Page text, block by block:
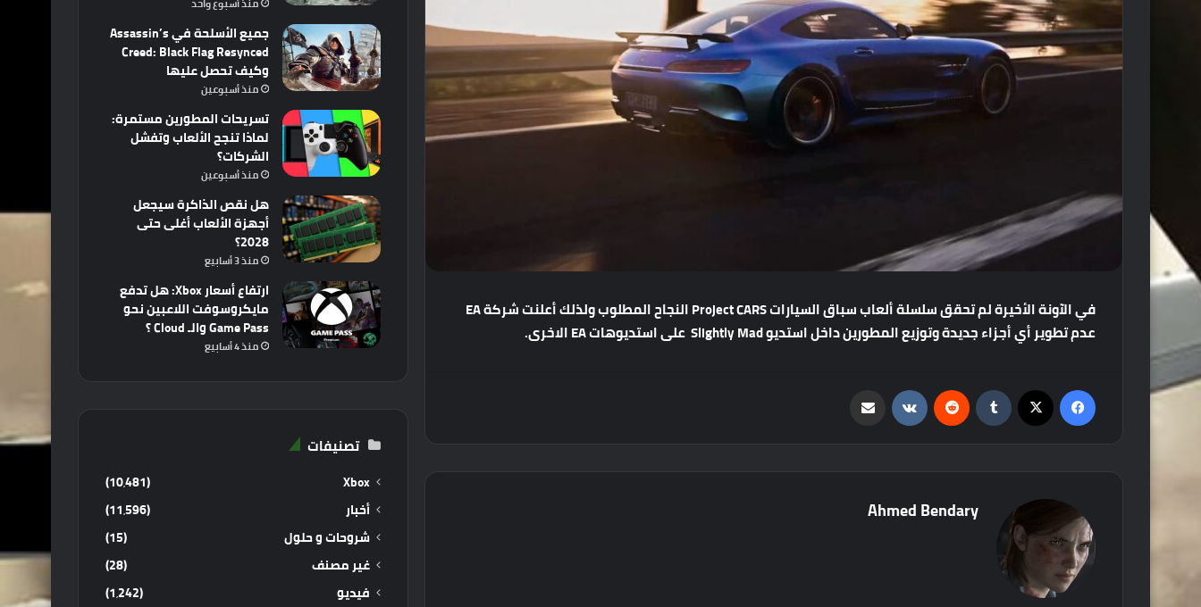
فيالآونةالأخيرةلمتحققسلسلةألعابسباقالسياراتProject CARSالنجاحالمطلوبولذلكأعلنتشركة
عدمتطويرأيأجزاءجديدةوتوزيعالمطورينداخلاستديو علىاستديوهات الاخرى.
Ahmed Bendary
منذ أسبوع واحد
جميع الأسلحة في Assassin’s
Creed: Black Flag Resynced
وكيف تحصل عليها
منذ أسبوعين
تسريحات المطورين مستمرة:
لماذا تنجح الألعاب وتفشل
الشركات؟
منذ أسبوعين
هل نقص الذاكرة سيجعل
أجهزة الألعاب أغلى حتى
2028؟
منذ 3 أسابيع
ارتفاع أسعار Xbox: هل تدفع
مايكروسوفت اللاعبين نحو
Game Pass والـ Cloud ؟
منذ 4 أسابيع
تصنيفات
Xbox
(10٬481)
أخبار
(11٬596)
شروحات و حلول
(15)
غير مصنف
(28)
فيديو
(1٬242)